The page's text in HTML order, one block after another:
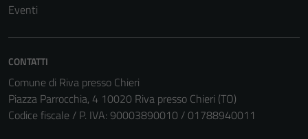
Eventi
CONTATTI
Comune di Riva presso Chieri
Piazza Parrocchia, 4 10020 Riva presso Chieri (TO)
Codice fiscale / P. IVA: 90003890010 / 01788940011
non raccolgono